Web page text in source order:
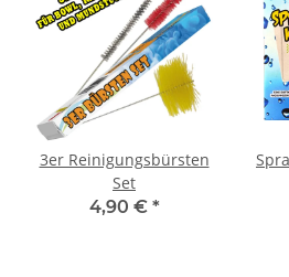
3er Reinigungsbürsten
Set
4,90 € *